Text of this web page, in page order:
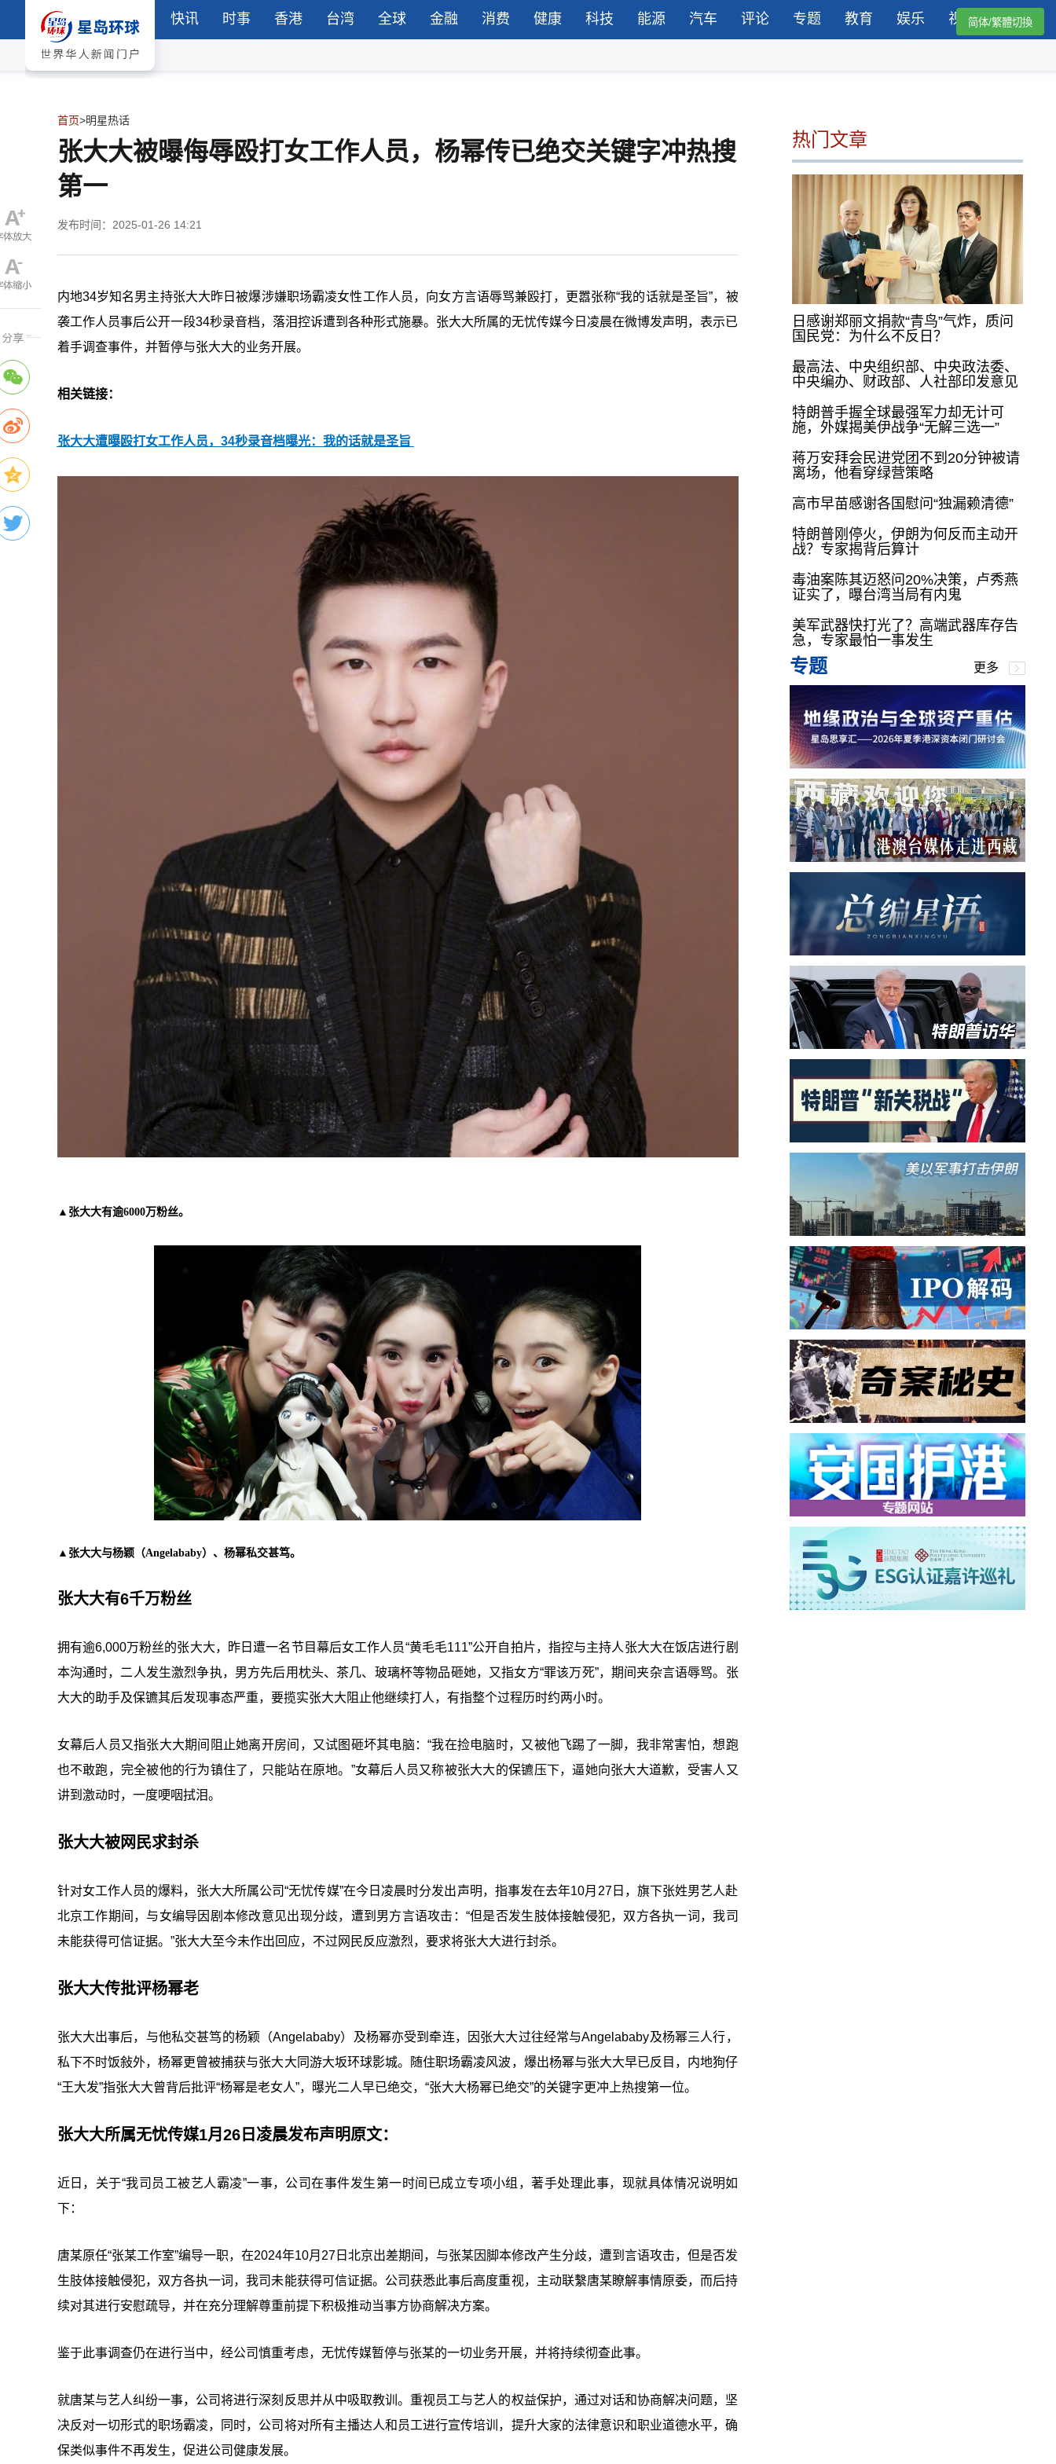
快讯 时事 香港 台湾 全球 金融 消费 健康 科技 能源 汽车 评论 专题 教育 娱乐 视频简体/繁體切換
首页>明星热话
张大大被曝侮辱殴打女工作人员，杨幂传已绝交关键字冲热搜
第一
发布时间：2025-01-26 14:21
内地34岁知名男主持张大大昨日被爆涉嫌职场霸凌女性工作人员，向女方言语辱骂兼殴打，更嚣张称“我的话就是圣旨”，被
袭工作人员事后公开一段34秒录音档，落泪控诉遭到各种形式施暴。张大大所属的无忧传媒今日凌晨在微博发声明，表示已
着手调查事件，并暂停与张大大的业务开展。
相关链接：
张大大遭曝殴打女工作人员，34秒录音档曝光：我的话就是圣旨
▲张大大有逾6000万粉丝。
▲张大大与杨颖（Angelababy）、杨幂私交甚笃。
张大大有6千万粉丝
拥有逾6,000万粉丝的张大大，昨日遭一名节目幕后女工作人员“黄毛毛111”公开自拍片，指控与主持人张大大在饭店进行剧
本沟通时，二人发生激烈争执，男方先后用枕头、茶几、玻璃杯等物品砸她，又指女方“罪该万死”，期间夹杂言语辱骂。张
大大的助手及保镳其后发现事态严重，要揽实张大大阻止他继续打人，有指整个过程历时约两小时。
女幕后人员又指张大大期间阻止她离开房间，又试图砸坏其电脑：“我在捡电脑时，又被他飞踢了一脚，我非常害怕，想跑
也不敢跑，完全被他的行为镇住了，只能站在原地。”女幕后人员又称被张大大的保镳压下，逼她向张大大道歉，受害人又
讲到激动时，一度哽咽拭泪。
张大大被网民求封杀
针对女工作人员的爆料，张大大所属公司“无忧传媒”在今日凌晨时分发出声明，指事发在去年10月27日，旗下张姓男艺人赴
北京工作期间，与女编导因剧本修改意见出现分歧，遭到男方言语攻击：“但是否发生肢体接触侵犯，双方各执一词，我司
未能获得可信证据。”张大大至今未作出回应，不过网民反应激烈，要求将张大大进行封杀。
张大大传批评杨幂老
张大大出事后，与他私交甚笃的杨颖（Angelababy）及杨幂亦受到牵连，因张大大过往经常与Angelababy及杨幂三人行，
私下不时饭敍外，杨幂更曾被捕获与张大大同游大坂环球影城。随住职场霸凌风波，爆出杨幂与张大大早已反目，内地狗仔
“王大发”指张大大曾背后批评“杨幂是老女人”，曝光二人早已绝交，“张大大杨幂已绝交”的关键字更冲上热搜第一位。
张大大所属无忧传媒1月26日凌晨发布声明原文：
近日，关于“我司员工被艺人霸凌”一事，公司在事件发生第一时间已成立专项小组，著手处理此事，现就具体情况说明如
下：
唐某原任“张某工作室”编导一职，在2024年10月27日北京出差期间，与张某因脚本修改产生分歧，遭到言语攻击，但是否发
生肢体接触侵犯，双方各执一词，我司未能获得可信证据。公司获悉此事后高度重视，主动联繫唐某瞭解事情原委，而后持
续对其进行安慰疏导，并在充分理解尊重前提下积极推动当事方协商解决方案。
鉴于此事调查仍在进行当中，经公司慎重考虑，无忧传媒暂停与张某的一切业务开展，并将持续彻查此事。
就唐某与艺人纠纷一事，公司将进行深刻反思并从中吸取教训。重视员工与艺人的权益保护，通过对话和协商解决问题，坚
决反对一切形式的职场霸凌，同时，公司将对所有主播达人和员工进行宣传培训，提升大家的法律意识和职业道德水平，确
保类似事件不再发生，促进公司健康发展。
热门文章
日感谢郑丽文捐款“青鸟”气炸，质问
国民党：为什么不反日？
最高法、中央组织部、中央政法委、
中央编办、财政部、人社部印发意见
特朗普手握全球最强军力却无计可
施，外媒揭美伊战争“无解三选一”
蒋万安拜会民进党团不到20分钟被请
离场，他看穿绿营策略
高市早苗感谢各国慰问“独漏赖清德”
特朗普刚停火，伊朗为何反而主动开
战？专家揭背后算计
毒油案陈其迈怒问20%决策，卢秀燕
证实了，曝台湾当局有内鬼
美军武器快打光了？高端武器库存告
急，专家最怕一事发生
专题 更多